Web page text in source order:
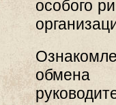
особого
обмена